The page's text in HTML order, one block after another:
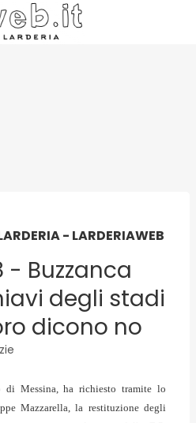
- LARDERIAWEB
Buzzanca
degli stadi
dicono no
di Messina, ha richiesto tramite lo
Mazzarella, la restituzione degli